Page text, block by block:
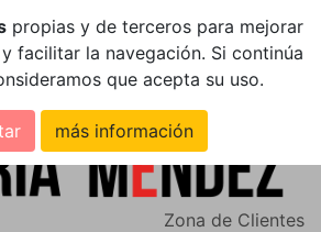
propias y de terceros para mejorar
facilitar la navegación. Si continúa
que acepta su uso.
más información
Zona de Clientes